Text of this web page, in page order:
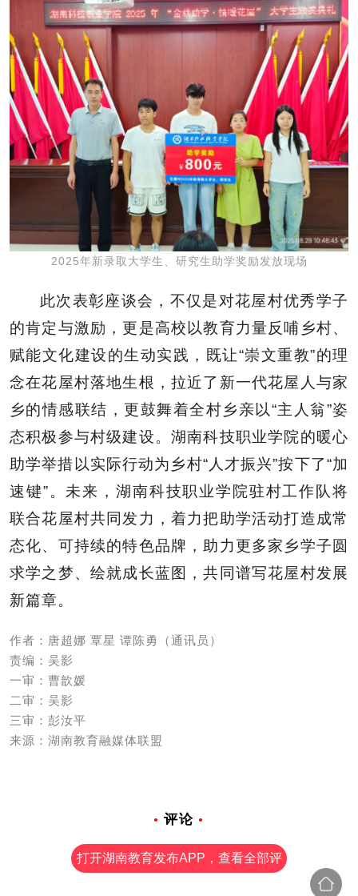
2025年新录取大学生、研究生助学奖励发放现场
此次表彰座谈会，不仅是对花屋村优秀学子
的肯定与激励，更是高校以教育力量反哺乡村、
赋能文化建设的生动实践，既让“崇文重教”的理
念在花屋村落地生根，拉近了新一代花屋人与家
乡的情感联结，更鼓舞着全村乡亲以“主人翁”姿
态积极参与村级建设。湖南科技职业学院的暖心
助学举措以实际行动为乡村“人才振兴”按下了“加
速键”。未来，湖南科技职业学院驻村工作队将
联合花屋村共同发力，着力把助学活动打造成常
态化、可持续的特色品牌，助力更多家乡学子圆
求学之梦、绘就成长蓝图，共同谱写花屋村发展
新篇章。
作者：唐超娜 覃星 谭陈勇（通讯员）
责编：吴影
一审：曹歆媛
二审：吴影
三审：彭汝平
来源：湖南教育融媒体联盟
评论
打开湖南教育发布APP，查看全部评